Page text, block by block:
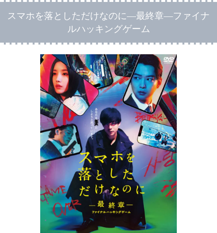
スマホを落としただけなのに―最終章―ファイナ
ルハッキングゲーム